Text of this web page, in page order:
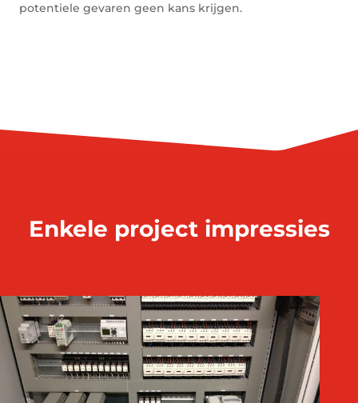
potentiele gevaren geen kans krijgen.
Enkele project impressies